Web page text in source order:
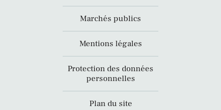
Marchés publics
Mentions légales
Protection des données
personnelles
Plan du site